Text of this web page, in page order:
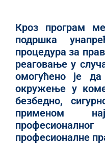
Кроз програм
подршка
процедура за
реаговање у
омогућено је да
окружење у
безбедно,
применом
професионалне